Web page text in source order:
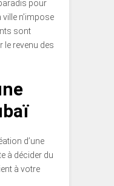
pour
n’impose
sont
le revenu des
d’une
à décider du
à votre